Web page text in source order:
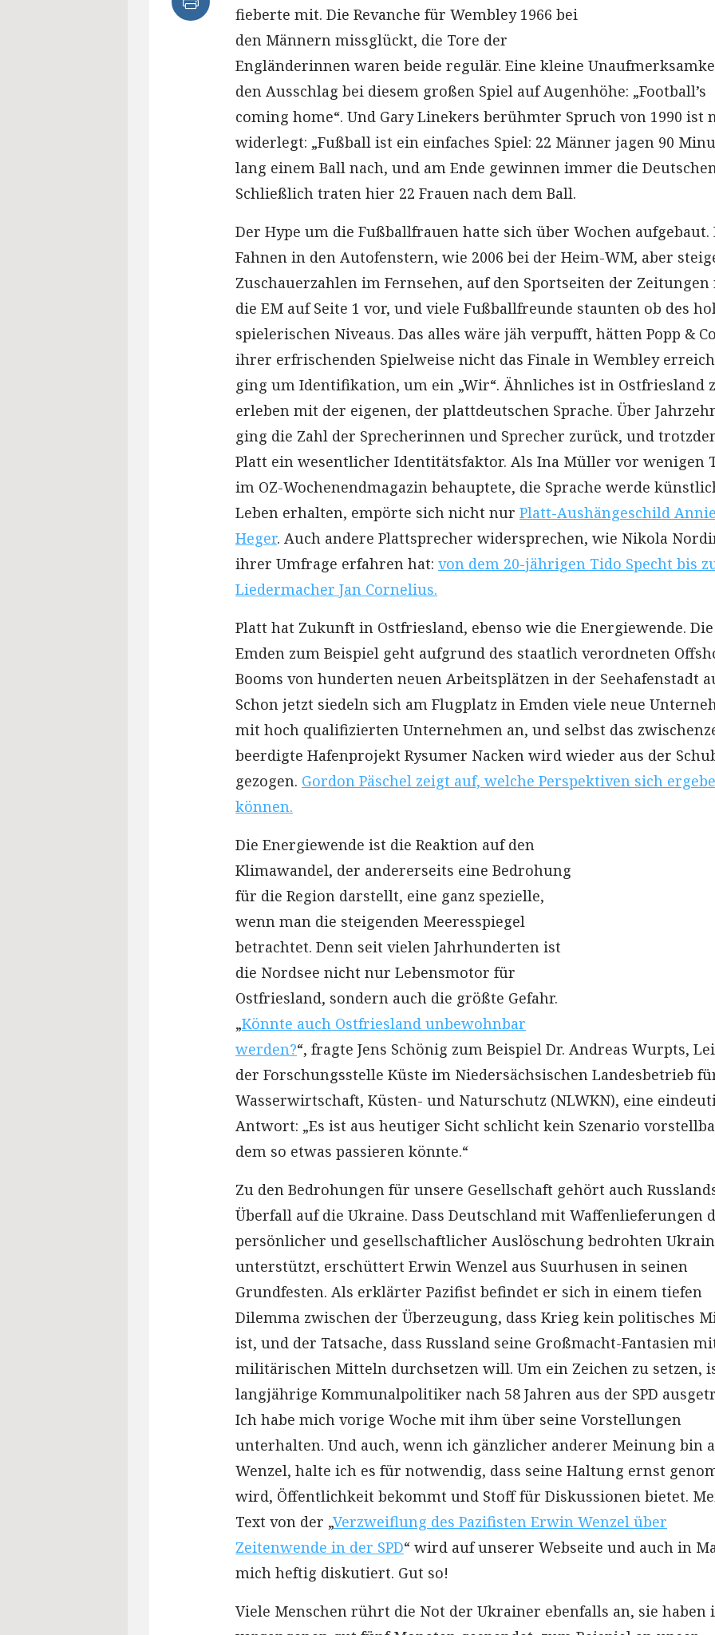
fieberte mit. Die Revanche für Wembley 1966 bei
den Männern missglückt, die Tore der
Engländerinnen waren beide regulär. Eine kleine
den Ausschlag bei diesem großen Spiel auf Augenhöhe: „Football’s
coming home“. Und Gary Linekers berühmter Spruch von 1990 ist
widerlegt: „Fußball ist ein einfaches Spiel: 22 Männer jagen 90
lang einem Ball nach, und am Ende gewinnen immer die
Schließlich traten hier 22 Frauen nach dem Ball.
Der Hype um die Fußballfrauen hatte sich über Wochen aufgebaut.
Fahnen in den Autofenstern, wie 2006 bei der Heim-WM, aber
Zuschauerzahlen im Fernsehen, auf den Sportseiten der
die EM auf Seite 1 vor, und viele Fußballfreunde staunten ob des
spielerischen Niveaus. Das alles wäre jäh verpufft, hätten Popp &
ihrer erfrischenden Spielweise nicht das Finale in Wembley
ging um Identifikation, um ein „Wir“. Ähnliches ist in Ostfriesland
erleben mit der eigenen, der plattdeutschen Sprache. Über
ging die Zahl der Sprecherinnen und Sprecher zurück, und
Platt ein wesentlicher Identitätsfaktor. Als Ina Müller vor wenigen
im OZ-Wochenendmagazin behauptete, die Sprache werde
Leben erhalten, empörte sich nicht nur Platt-Aushängeschild
Heger. Auch andere Plattsprecher widersprechen, wie Nikola
ihrer Umfrage erfahren hat: von dem 20-jährigen Tido Specht bis
Liedermacher Jan Cornelius.
Platt hat Zukunft in Ostfriesland, ebenso wie die Energiewende.
Emden zum Beispiel geht aufgrund des staatlich verordneten
Booms von hunderten neuen Arbeitsplätzen in der Seehafenstadt
Schon jetzt siedeln sich am Flugplatz in Emden viele neue
mit hoch qualifizierten Unternehmen an, und selbst das
beerdigte Hafenprojekt Rysumer Nacken wird wieder aus der
gezogen. Gordon Päschel zeigt auf, welche Perspektiven sich
können.
Die Energiewende ist die Reaktion auf den
Klimawandel, der andererseits eine Bedrohung
für die Region darstellt, eine ganz spezielle,
wenn man die steigenden Meeresspiegel
betrachtet. Denn seit vielen Jahrhunderten ist
die Nordsee nicht nur Lebensmotor für
Ostfriesland, sondern auch die größte Gefahr.
„Könnte auch Ostfriesland unbewohnbar
werden?“, fragte Jens Schönig zum Beispiel Dr. Andreas Wurpts,
der Forschungsstelle Küste im Niedersächsischen Landesbetrieb
Wasserwirtschaft, Küsten- und Naturschutz (NLWKN), eine
Antwort: „Es ist aus heutiger Sicht schlicht kein Szenario
dem so etwas passieren könnte.“
Zu den Bedrohungen für unsere Gesellschaft gehört auch
Überfall auf die Ukraine. Dass Deutschland mit Waffenlieferungen
persönlicher und gesellschaftlicher Auslöschung bedrohten
unterstützt, erschüttert Erwin Wenzel aus Suurhusen in seinen
Grundfesten. Als erklärter Pazifist befindet er sich in einem tiefen
Dilemma zwischen der Überzeugung, dass Krieg kein politisches
ist, und der Tatsache, dass Russland seine Großmacht-Fantasien
militärischen Mitteln durchsetzen will. Um ein Zeichen zu setzen,
langjährige Kommunalpolitiker nach 58 Jahren aus der SPD
Ich habe mich vorige Woche mit ihm über seine Vorstellungen
unterhalten. Und auch, wenn ich gänzlicher anderer Meinung bin
Wenzel, halte ich es für notwendig, dass seine Haltung ernst
wird, Öffentlichkeit bekommt und Stoff für Diskussionen bietet.
Text von der „Verzweiflung des Pazifisten Erwin Wenzel über
Zeitenwende in der SPD“ wird auf unserer Webseite und auch in
mich heftig diskutiert. Gut so!
Viele Menschen rührt die Not der Ukrainer ebenfalls an, sie haben